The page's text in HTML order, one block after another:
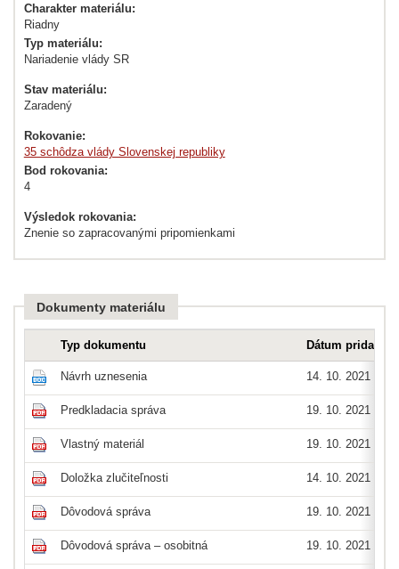
Charakter materiálu:
Riadny
Typ materiálu:
Nariadenie vlády SR
Stav materiálu:
Zaradený
Rokovanie:
35 schôdza vlády Slovenskej republiky
Bod rokovania:
4
Výsledok rokovania:
Znenie so zapracovanými pripomienkami
Dokumenty materiálu
Typ dokumentu Dátum pridania
Návrh uznesenia 14. 10. 2021
Predkladacia správa 19. 10. 2021
Vlastný materiál 19. 10. 2021
Doložka zlučiteľnosti 14. 10. 2021
Dôvodová správa 19. 10. 2021
Dôvodová správa – osobitná 19. 10. 2021